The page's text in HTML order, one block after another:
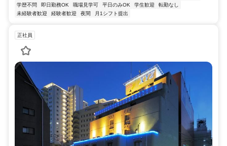
学歴不問
即日勤務OK 職場見学可 平日のみOK 学生歓迎
転勤なし
未経験者歓迎
経験者歓迎 夜間 月1シフト提出
正社員